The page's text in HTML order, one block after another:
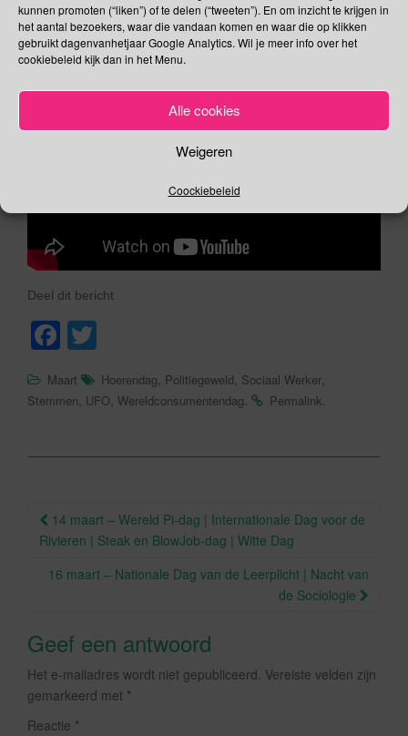
kunnen promoten (“liken”) of te delen (“tweeten”). En om inzicht te krijgen in
het aantal bezoekers, waar die vandaan komen en waar die op klikken
gebruikt dagenvanhetjaar Google Analytics. Wil je meer info over het
cookiebeleid kijk dan in het Menu.
Alle cookies
Weigeren
Coockiebeleid
sturen. Dan moet het wel een identieke boodschap zijn die
op hetzelfde moment door veel mensen telepathisch
verstuurd wordt. Zingen mag natuurlijk ook.
Deel dit bericht
F
c
b
o
k
tt
Maart Hoerendag, Politiegeweld, Sociaal Werker,
Stemmen, UFO, Wereldconsumentendag. Permalink.
Berichtnavigatie
14 maart – Wereld Pi-dag | Internationale Dag voor de
Rivieren | Steak en BlowJob-dag | Witte Dag
16 maart – Nationale Dag van de Leerplicht | Nacht van
de Sociologie
Geef een antwoord
Het e-mailadres wordt niet gepubliceerd. Vereiste velden zijn
gemarkeerd met *
Reactie *